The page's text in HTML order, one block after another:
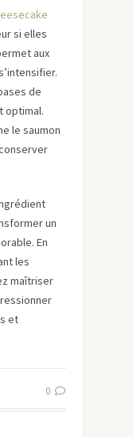
si elles
aux
de
optimal.
le saumon
un
En
les
maîtriser
et
0